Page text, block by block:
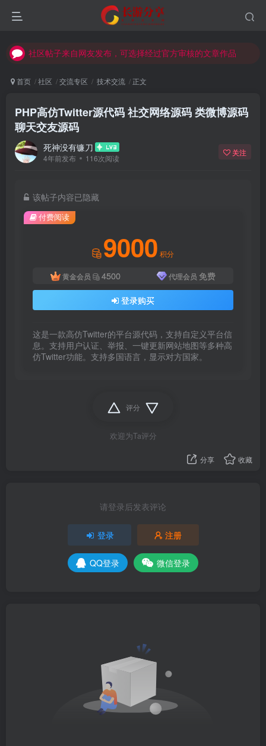
社区帖子来自网友发布，可选择经过官方审核的文章作品
社区帖子来自网友发布，可选择经过官方审核的文章作品
首页 社区 交流专区 技术交流 正文
PHP高仿Twitter源代码 社交网络源码 类微博源码
聊天交友源码
死神没有镰刀
4年前发布 116次阅读
关注
该帖子内容已隐藏
付费阅读
9000 积分
黄金会员 4500 代理会员 免费
登录购买
这是一款高仿Twitter的平台源代码，支持自定义平台信
息。支持用户认证、举报、一键更新网站地图等多种高
仿Twitter功能。支持多国语言，显示对方国家。
评分
欢迎为Ta评分
分享 收藏
请登录后发表评论
登录 注册
QQ登录 微信登录